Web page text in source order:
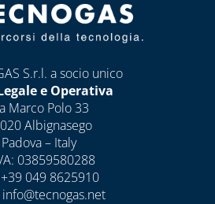
S.r.l. a socio unico
e Operativa
Marco Polo 33
Albignasego
Padova – Italy
03859580288
+39 049 8625910
info@tecnogas.net